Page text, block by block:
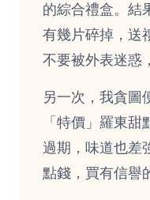
的綜合禮盒。結
有幾片碎掉，送
不要被外表迷惑
另一次，我貪圖
「特價」羅東
過期，味道也差
點錢，買有信譽